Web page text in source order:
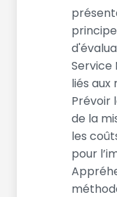
Service
liés aux
Prévoir
de la
les
pour